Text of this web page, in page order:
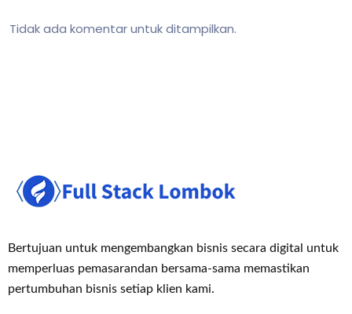
Tidak ada komentar untuk ditampilkan.
Bertujuan untuk mengembangkan bisnis secara digital untuk
memperluas pemasarandan bersama-sama memastikan
pertumbuhan bisnis setiap klien kami.